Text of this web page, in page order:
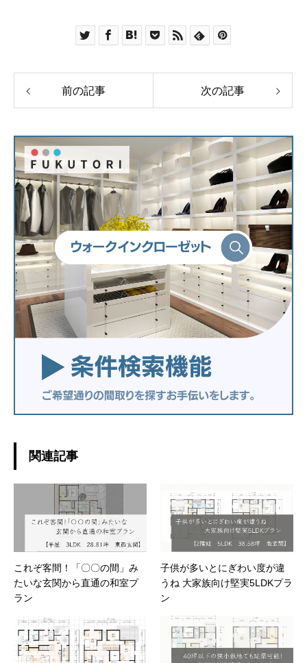
前の記事 次の記事
関連記事
これぞ客間！「〇〇の間」み
たいな玄関から直通の和室プ
ラン
子供が多いとにぎわい度が違
うね 大家族向け堅実5LDKプラ
ン